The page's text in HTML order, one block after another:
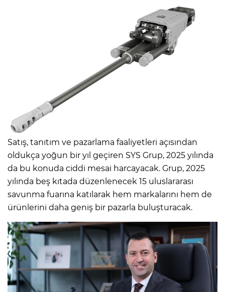
Satış, tanıtım ve pazarlama faaliyetleri açısından
oldukça yoğun bir yıl geçiren SYS Grup, 2025 yılında
da bu konuda ciddi mesai harcayacak. Grup, 2025
yılında beş kıtada düzenlenecek 15 uluslararası
savunma fuarına katılarak hem markalarını hem de
ürünlerini daha geniş bir pazarla buluşturacak.